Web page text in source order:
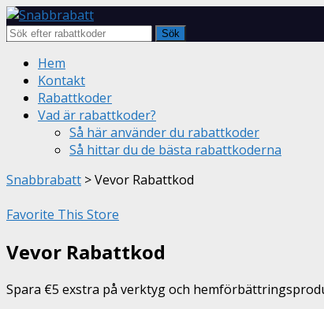
Sök
Skip
content
Hem
Kontakt
Rabattkoder
Vad är rabattkoder?
Så här använder du rabattkoder
Så hittar du de bästa rabattkoderna
Snabbrabatt >Vevor Rabattkod
Favorite This Store
Vevor Rabattkod
Spara €5 exstra på verktyg och